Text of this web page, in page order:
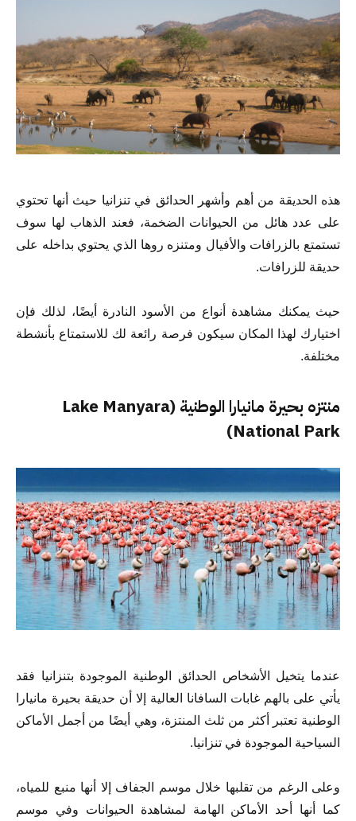
هذه الحديقة من أهم وأشهر الحدائق في تنزانيا حيث أنها تحتوي
على عدد هائل من الحيوانات الضخمة، فعند الذهاب لها سوف
تستمتع بالزرافات والأفيال ومتنزه روها الذي يحتوي بداخله على
حديقة للزرافات.
حيث يمكنك مشاهدة أنواع من الأسود النادرة أيضًا، لذلك فإن
اختيارك لهذا المكان سيكون فرصة رائعة لك للاستمتاع بأنشطة
مختلفة.
منتزه بحيرة مانيارا الوطنية (Lake Manyara
National Park)
عندما يتخيل الأشخاص الحدائق الوطنية الموجودة بتنزانيا فقد
يأتي على بالهم غابات السافانا العالية إلا أن حديقة بحيرة مانيارا
الوطنية تعتبر أكثر من ثلث المنتزة، وهي أيضًا من أجمل الأماكن
السياحية الموجودة في تنزانيا.
وعلى الرغم من تقلبها خلال موسم الجفاف إلا أنها منبع للمياه،
كما أنها أحد الأماكن الهامة لمشاهدة الحيوانات وفي موسم